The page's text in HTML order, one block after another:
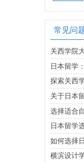
常见问
关西学院
日本留学
选择适合
日本留学
如何选择
横滨设计